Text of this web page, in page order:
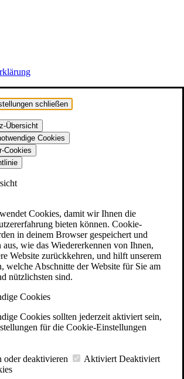
schließen
Übersicht
Cookies
Cookies
Cookies, damit wir Ihnen die
bieten können. Cookie-
in deinem Browser gespeichert und
wie das Wiedererkennen von Ihnen,
Website zurückkehren, und hilft unserem
welche Abschnitte der Website für Sie am
nützlichsten sind.
Cookies
Cookies sollten jederzeit aktiviert sein,
für die Cookie-Einstellungen
oder deaktivieren Aktiviert Deaktiviert